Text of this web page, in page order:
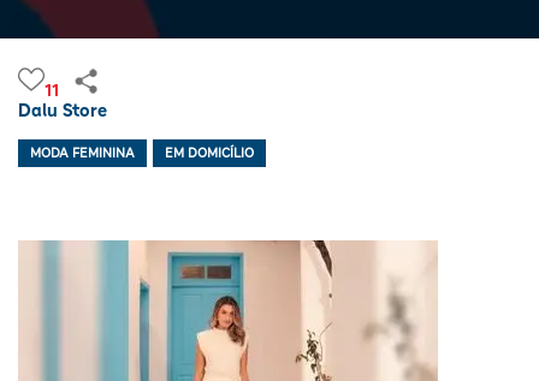
11
Dalu Store
MODA FEMININA EM DOMICÍLIO